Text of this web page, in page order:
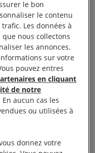
les participant.e.s
trois situations
défendues via
en main
clés de
le bon
le contenu
Les données à
nous collectons
les annonces.
sur votre
pouvez entres
en cliquant
de notre
En aucun cas les
ou utilisées à
donnez votre